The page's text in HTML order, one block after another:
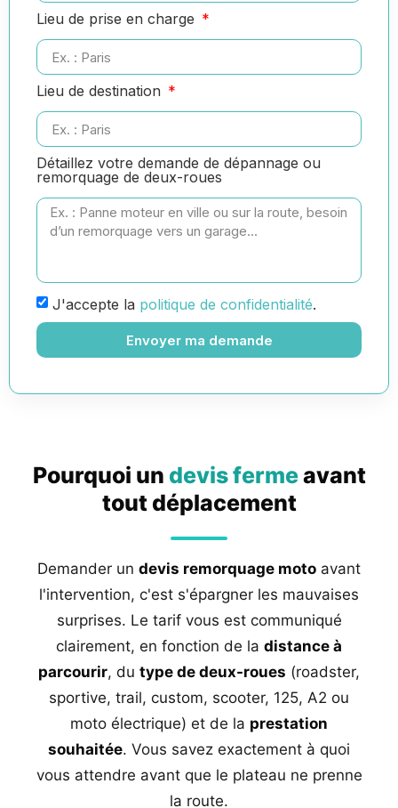
Lieu de prise en charge
Lieu de destination
Détaillez votre demande de dépannage ou
remorquage de deux-roues
J'accepte la politique de confidentialité.
Envoyer ma demande
Pourquoi un devis fermeavant
tout déplacement
Demander un devis remorquage moto avant
l'intervention, c'est s'épargner les mauvaises
surprises. Le tarif vous est communiqué
clairement, en fonction de la distance à
parcourir, du type de deux-roues (roadster,
sportive, trail, custom, scooter, 125, A2 ou
moto électrique) et de la prestation
souhaitée. Vous savez exactement à quoi
vous attendre avant que le plateau ne prenne
la route.